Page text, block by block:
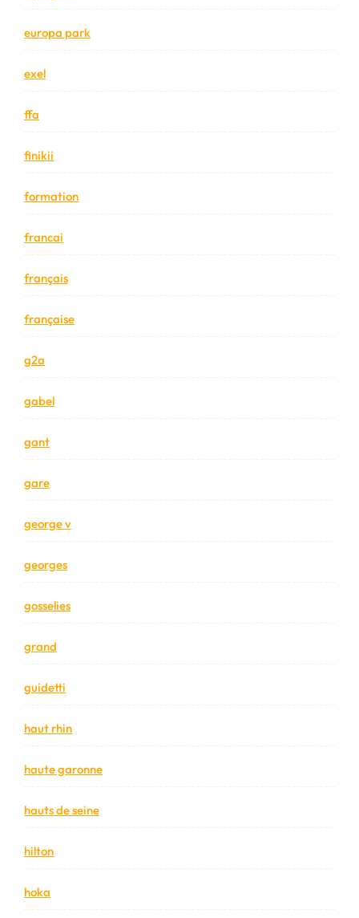
europa park
exel
ffa
finikii
formation
francai
français
française
g2a
gabel
gant
gare
george v
georges
gosselies
grand
guidetti
haut rhin
haute garonne
hauts de seine
hilton
hoka